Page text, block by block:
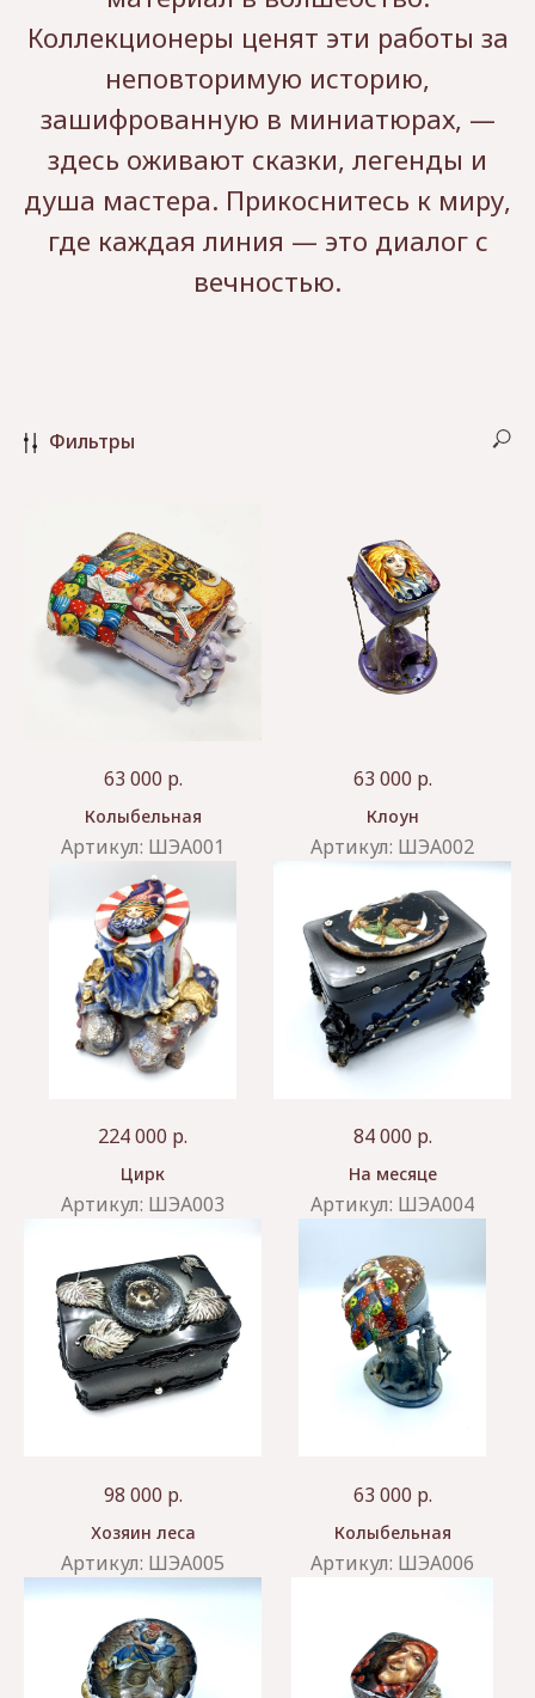
Коллекционеры ценят эти работы за
неповторимую историю,
зашифрованную в миниатюрах, —
здесь оживают сказки, легенды и
душа мастера. Прикоснитесь к миру,
где каждая линия — это диалог с
вечностью.
Фильтры
63 000 р.
Колыбельная
Артикул: ШЭА001
63 000 р.
Клоун
Артикул: ШЭА002
224 000 р.
Цирк
Артикул: ШЭА003
84 000 р.
На месяце
Артикул: ШЭА004
98 000 р.
Хозяин леса
Артикул: ШЭА005
63 000 р.
Колыбельная
Артикул: ШЭА006